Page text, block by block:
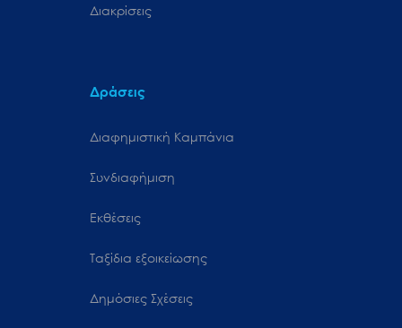
Διακρίσεις
Δράσεις
Διαφημιστική Καμπάνια
Συνδιαφήμιση
Εκθέσεις
Ταξίδια εξοικείωσης
Δημόσιες Σχέσεις